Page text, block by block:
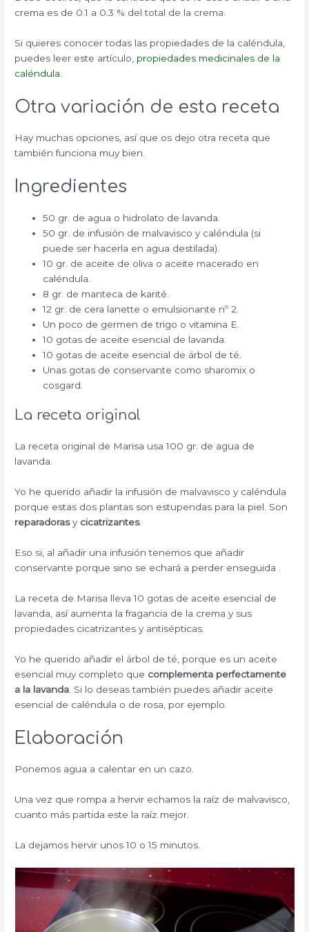
crema es de 0.1 a 0.3 % del total de la crema.
Si quieres conocer todas las propiedades de la caléndula,
puedes leer este artículo, propiedades medicinales de la
caléndula
Otra variación de esta receta
Hay muchas opciones, así que os dejo otra receta que
también funciona muy bien.
Ingredientes
50 gr. de agua o hidrolato de lavanda.
50 gr. de infusión de malvavisco y caléndula (si
puede ser hacerla en agua destilada).
10 gr. de aceite de oliva o aceite macerado en
caléndula.
8 gr. de manteca de karité.
12 gr. de cera lanette o emulsionante nº 2.
Un poco de germen de trigo o vitamina E.
10 gotas de aceite esencial de lavanda.
10 gotas de aceite esencial de árbol de té.
Unas gotas de conservante como sharomix o
cosgard.
La receta original
La receta original de Marisa usa 100 gr. de agua de
lavanda.
Yo he querido añadir la infusión de malvavisco y caléndula
porque estas dos plantas son estupendas para la piel. Son
reparadorasy cicatrizantes.
Eso si, al añadir una infusión tenemos que añadir
conservante porque sino se echará a perder enseguida .
La receta de Marisa lleva 10 gotas de aceite esencial de
lavanda, así aumenta la fragancia de la crema y sus
propiedades cicatrizantes y antisépticas.
Yo he querido añadir el árbol de té, porque es un aceite
esencial muy completo que complementa perfectamente
a la lavanda . Si lo deseas también puedes añadir aceite
esencial de caléndula o de rosa, por ejemplo.
Elaboración
Ponemos agua a calentar en un cazo.
Una vez que rompa a hervir echamos la raíz de malvavisco,
cuanto más partida este la raíz mejor.
La dejamos hervir unos 10 o 15 minutos.